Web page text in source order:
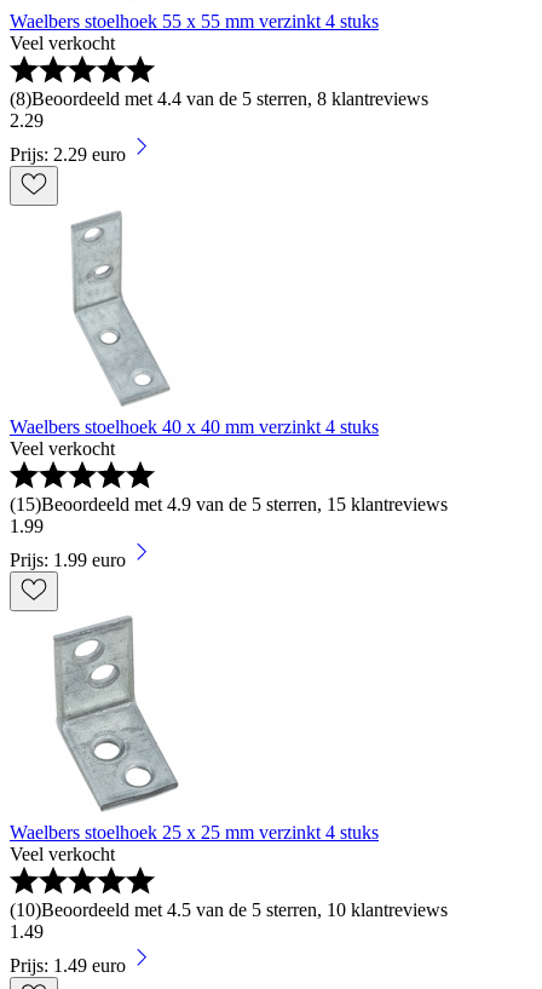
Waelbers stoelhoek 55 x 55 mm verzinkt 4 stuks
Veel verkocht
(8)Beoordeeld met 4.4 van de 5 sterren, 8 klantreviews
2.29
Prijs: 2.29 euro
Waelbers stoelhoek 40 x 40 mm verzinkt 4 stuks
Veel verkocht
(15)Beoordeeld met 4.9 van de 5 sterren, 15 klantreviews
1 .99
Prijs: 1.99 euro
Waelbers stoelhoek 25 x 25 mm verzinkt 4 stuks
Veel verkocht
(10)Beoordeeld met 4.5 van de 5 sterren, 10 klantreviews
1 .49
Prijs: 1.49 euro